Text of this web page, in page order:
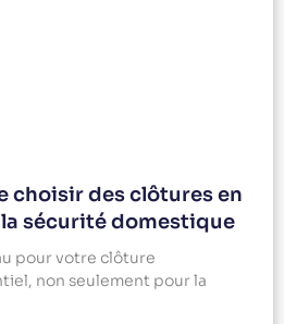
choisir des clôtures en
sécurité domestique
pour votre clôture
non seulement pour la